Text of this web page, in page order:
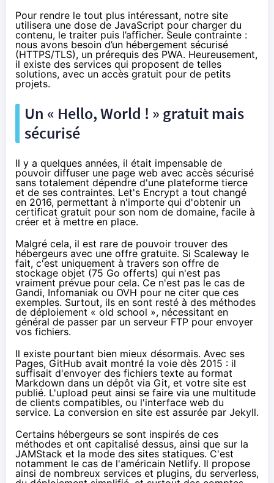
Pour rendre le tout plus intéressant, notre site
utilisera une dose de JavaScript pour charger du
contenu, le traiter puis l’afficher. Seule contrainte :
nous avons besoin d’un hébergement sécurisé
(HTTPS/TLS), un prérequis des PWA. Heureusement,
il existe des services qui proposent de telles
solutions, avec un accès gratuit pour de petits
projets.
Un « Hello, World ! » gratuit mais
sécurisé
Il y a quelques années, il était impensable de
pouvoir diffuser une page web avec accès sécurisé
sans totalement dépendre d'une plateforme tierce
et de ses contraintes. Let's Encrypt a tout changé
en 2016, permettant à n'importe qui d'obtenir un
certificat gratuit pour son nom de domaine, facile à
créer et à mettre en place.
Malgré cela, il est rare de pouvoir trouver des
hébergeurs avec une offre gratuite. Si Scaleway le
fait, c'est uniquement à travers son offre de
stockage objet (75 Go offerts) qui n'est pas
vraiment prévue pour cela. Ce n'est pas le cas de
Gandi, Infomaniak ou OVH pour ne citer que ces
exemples. Surtout, ils en sont resté à des méthodes
de déploiement « old school », nécessitant en
général de passer par un serveur FTP pour envoyer
vos fichiers.
Il existe pourtant bien mieux désormais. Avec ses
Pages, GitHub avait montré la voie dès 2015 : il
suffisait d'envoyer des fichiers texte au format
Markdown dans un dépôt via Git, et votre site est
publié. L'upload peut ainsi se faire via une multitude
de clients compatibles, ou l'interface web du
service. La conversion en site est assurée par Jekyll.
Certains hébergeurs se sont inspirés de ces
méthodes et ont capitalisé dessus, ainsi que sur la
JAMStack et la mode des sites statiques. C'est
notamment le cas de l'américain Netlify. Il propose
ainsi de nombreux services et plugins, du serverless,